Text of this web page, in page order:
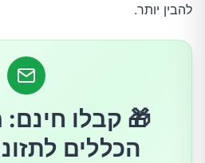
3. תרופות
להבין יותר.
הכללים